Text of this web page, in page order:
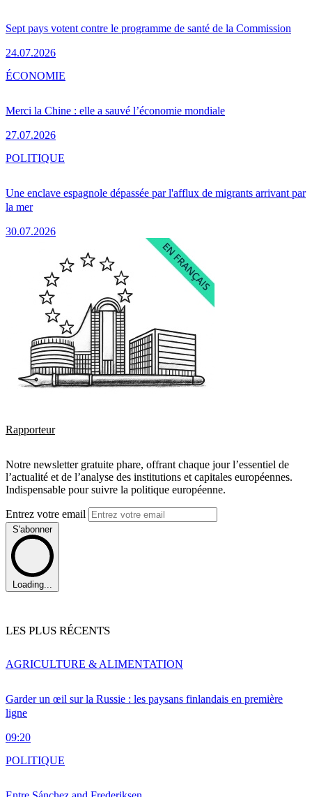
Sept pays votent contre le programme de santé de la Commission
24.07.2026
Merci la Chine : elle a sauvé l’économie mondiale
27.07.2026
ÉCONOMIE
Une enclave espagnole dépassée par l'afflux de migrants arrivant par
la mer
30.07.2026
POLITIQUE
Rapporteur
Notre newsletter gratuite phare, offrant chaque jour l’essentiel de
l’actualité et de l’analyse des institutions et capitales européennes.
Indispensable pour suivre la politique européenne.
Entrez votre email
S'abonner
Loading...
LES PLUS RÉCENTS
Garder un œil sur la Russie : les paysans finlandais en première
ligne
09:20
AGRICULTURE & ALIMENTATION
POLITIQUE